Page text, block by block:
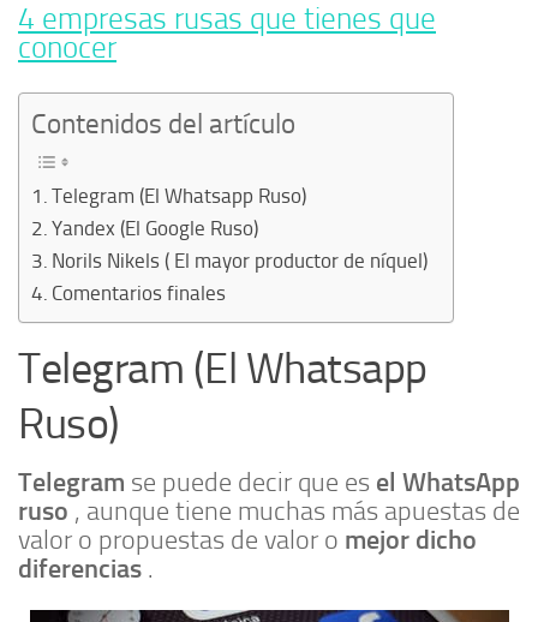
4 empresas rusas que tienes que
conocer
Contenidos del artículo
Telegram (El Whatsapp Ruso)
Yandex (El Google Ruso)
Norils Nikels ( El mayor productor de níquel)
Comentarios finales
Telegram (El Whatsapp
Ruso)
Telegram se puede decir que es el WhatsApp
ruso , aunque tiene muchas más apuestas de
valor o propuestas de valor o mejor dicho
diferencias .